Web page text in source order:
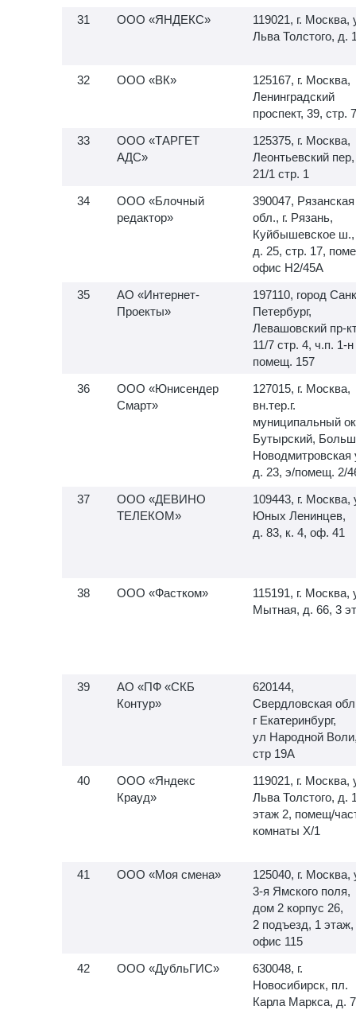
ООО «ЯНДЕКС»
119021, г. Москва,
Льва Толстого, д.
ООО «ВК»
125167, г. Москва,
Ленинградский
проспект, 39, стр.
ООО «ТАРГЕТ
АДС»
125375, г. Москва,
Леонтьевский
21/1 стр. 1
ООО «Блочный
редактор»
390047, Рязанская
обл., г. Рязань,
Куйбышевское ш.,
д. 25, стр. 17,
офис H2/45A
АО «Интернет-
Проекты»
197110, город
Петербург,
Левашовский пр-
11/7 стр. 4, ч.п. 1-н
помещ. 157
ООО «Юнисендер
Смарт»
127015, г. Москва,
вн.тер.г.
муниципальный
Бутырский,
Новодмитровская
д. 23, э/помещ. 2/
ООО «ДЕВИНО
ТЕЛЕКОМ»
109443, г. Москва,
Юных Ленинцев,
д. 83, к. 4, оф. 41
ООО «Фастком»
115191, г. Москва,
Мытная, д. 66, 3
АО «ПФ «СКБ
Контур»
620144,
Свердловская
г Екатеринбург,
ул Народной
стр 19А
ООО «Яндекс
Крауд»
119021, г. Москва,
Льва Толстого, д.
этаж 2, помещ/
комнаты X/1
ООО «Моя смена»
125040, г. Москва,
3-я Ямского поля,
дом 2 корпус 26,
2 подъезд, 1 этаж,
офис 115
ООО «ДубльГИС»
630048, г.
Новосибирск, пл.
Карла Маркса, д.